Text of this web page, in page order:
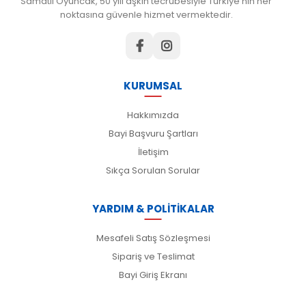
noktasına güvenle hizmet vermektedir.
KURUMSAL
Hakkımızda
Bayi Başvuru Şartları
İletişim
Sıkça Sorulan Sorular
YARDIM & POLİTİKALAR
Mesafeli Satış Sözleşmesi
Sipariş ve Teslimat
Bayi Giriş Ekranı